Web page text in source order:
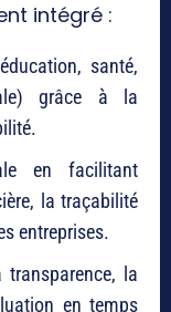
intégré :
santé,
grâce à la
en facilitant
la traçabilité
entreprises.
transparence, la
en temps